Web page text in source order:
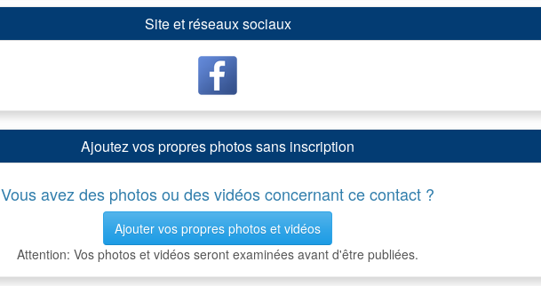
Site et réseaux sociaux
Ajoutez vos propres photos sans inscription
Vous avez des photos ou des vidéos concernant ce contact ?
Ajouter vos propres photos et vidéos
Attention: Vos photos et vidéos seront examinées avant d'être publiées.